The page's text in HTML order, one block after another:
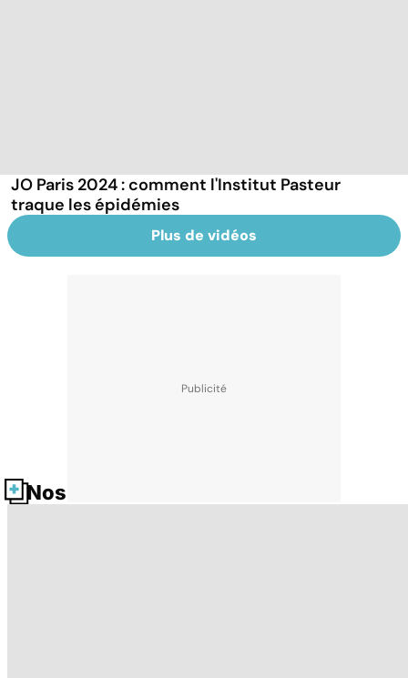
JO Paris 2024 : comment l'Institut Pasteur
traque les épidémies
Plus de vidéos
Nos fiches santé